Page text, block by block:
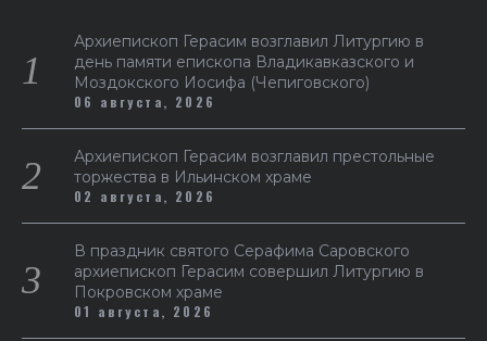
Архиепископ Герасим возглавил Литургию в
день памяти епископа Владикавказского и
Моздокского Иосифа (Чепиговского)
06 августа, 2026
Архиепископ Герасим возглавил престольные
торжества в Ильинском храме
02 августа, 2026
В праздник святого Серафима Саровского
архиепископ Герасим совершил Литургию в
Покровском храме
01 августа, 2026